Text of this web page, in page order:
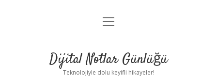
Anasayfa
Yasal Uyarı
menüyü
Dijital Notlar Günlüğü
Teknolojiyle dolu keyifli hikayeler!